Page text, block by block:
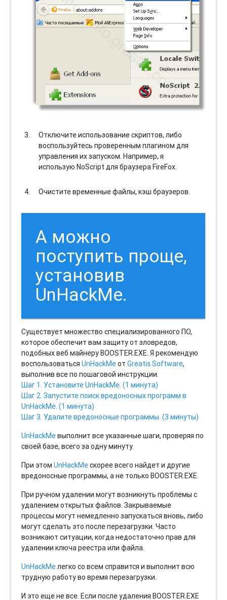
Отключите использование скриптов, либо
воспользуйтесь проверенным плагином для
управления их запуском. Например, я
использую NoScript для браузера FireFox.
Очистите временные файлы, кэш браузеров.
А можно
поступить проще,
установив
UnHackMe.
Cуществует множество специализированного ПО,
которое обеспечит вам защиту от зловредов,
подобных веб майнеру BOOSTER.EXE. Я рекомендую
воспользоватьсяUnHackMeотGreatis Software,
выполнив все по пошаговой инструкции.
Шаг 1. Установите UnHackMe. (1 минута)
Шаг 2. Запустите поиск вредоносных программ в
UnHackMe. (1 минута)
Шаг 3. Удалите вредоносные программы. (3 минуты)
UnHackMeвыполнит все указанные шаги, проверяя по
своей базе, всего за одну минуту.
При этомUnHackMeскорее всего найдет и другие
вредоносные программы, а не только BOOSTER.EXE.
При ручном удалении могут возникнуть проблемы с
удалением открытых файлов. Закрываемые
процессы могут немедленно запускаться вновь, либо
могут сделать это после перезагрузки. Часто
возникают ситуации, когда недостаточно прав для
удалении ключа реестра или файла.
UnHackMeлегко со всем справится и выполнит всю
трудную работу во время перезагрузки.
И это еще не все. Если после удаления BOOSTER.EXE